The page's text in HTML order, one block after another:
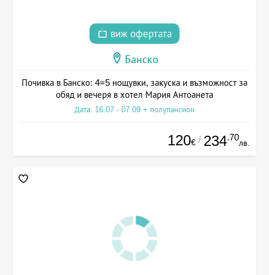
виж офертата
Банско
Почивка в Банско: 4=5 нощувки, закуска и възможност за
обяд и вечеря в хотел Мария Антоанета
Дата: 16.07 - 07.09 + полупансион
120€ / 234.70
лв.